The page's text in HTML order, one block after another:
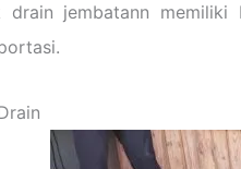
drain jembatann